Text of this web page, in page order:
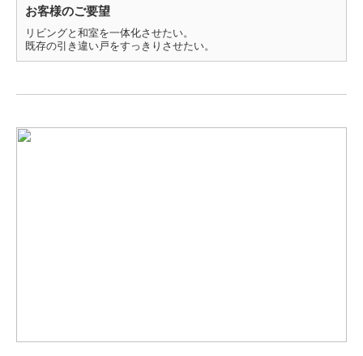
お客様のご要望
リビングと和室を一体化させたい。
既存の引き違い戸をすっきりさせたい。